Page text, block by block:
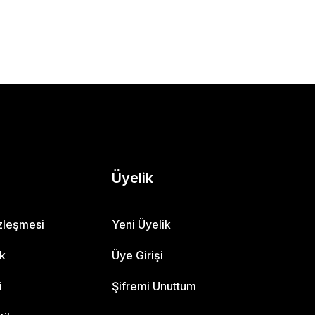
Üyelik
Yeni Üyelik
Üye Girişi
Şifremi Unuttum